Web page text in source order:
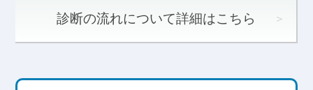
診断の流れについて詳細はこちら